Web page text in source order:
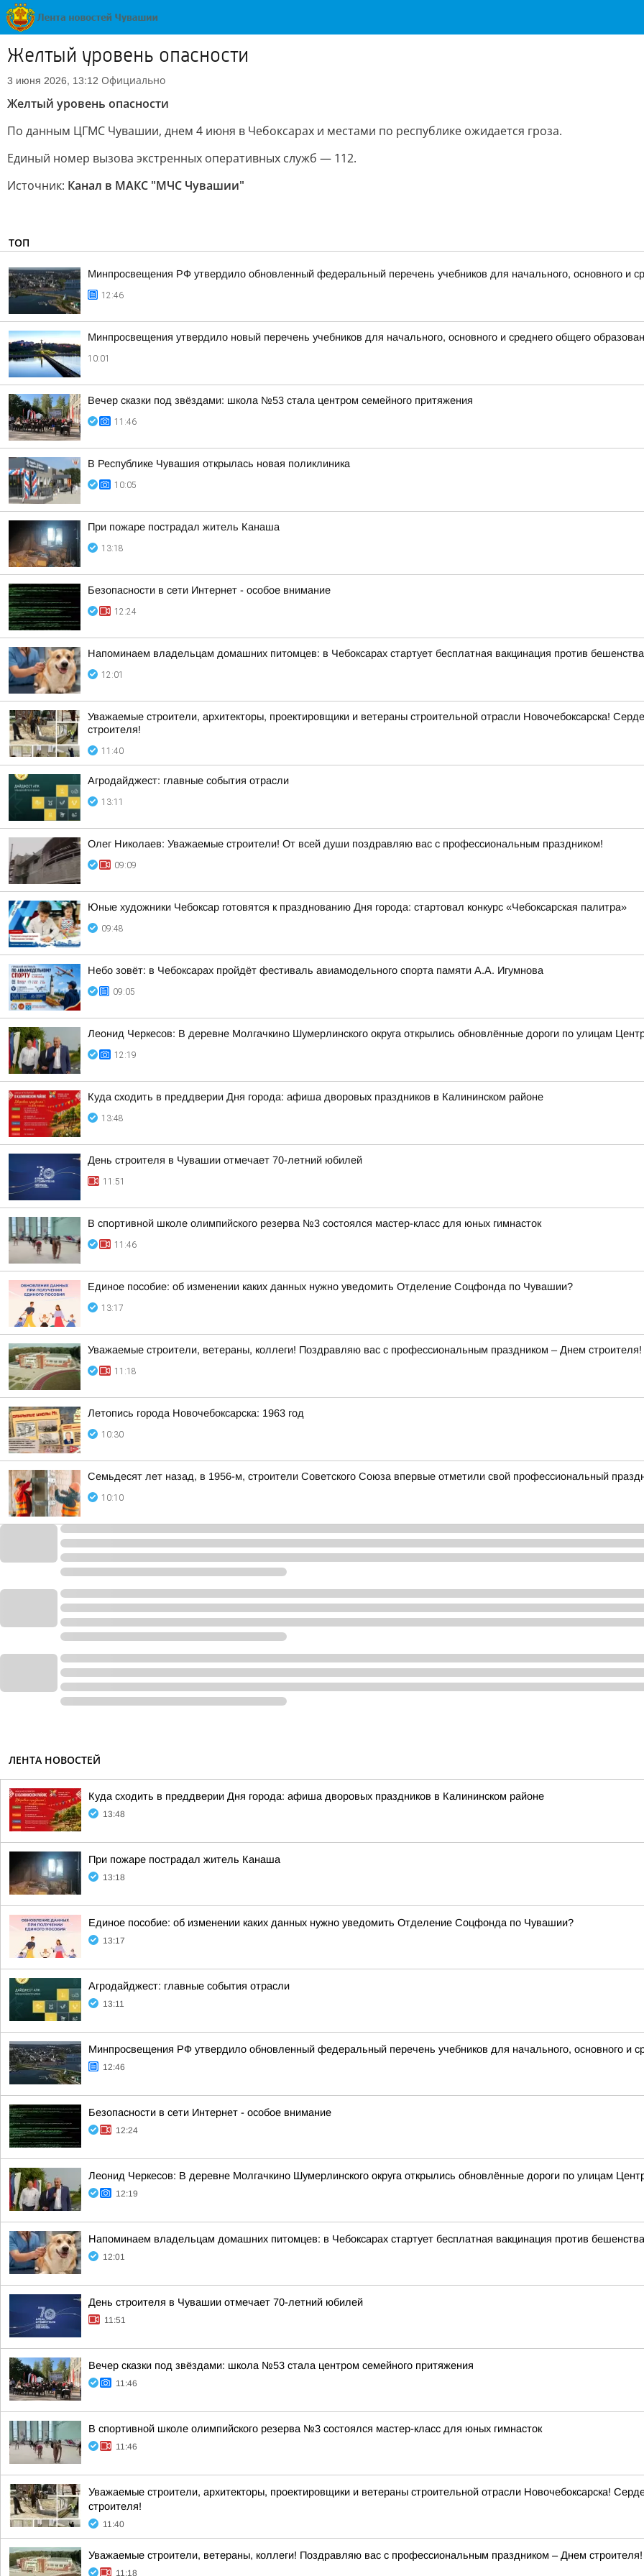
Желтый уровень опасности
3 июня 2026, 13:12 Официально
Желтый уровень опасности
По данным ЦГМС Чувашии, днем 4 июня в Чебоксарах и местами по республике ожидается гроза.
Единый номер вызова экстренных оперативных служб — 112.
Источник: Канал в МАКС "МЧС Чувашии"
ТОП
Минпросвещения РФ утвердило обновленный федеральный перечень учебников для начального, основного и
12:46
Минпросвещения утвердило новый перечень учебников для начального, основного и среднего общего
10:01
Вечер сказки под звёздами: школа №53 стала центром семейного притяжения
11:46
В Республике Чувашия открылась новая поликлиника
10:05
При пожаре пострадал житель Канаша
13:18
Безопасности в сети Интернет - особое внимание
12:24
Напоминаем владельцам домашних питомцев: в Чебоксарах стартует бесплатная вакцинация против бешенства
12:01
Уважаемые строители, архитекторы, проектировщики и ветераны строительной отрасли Новочебоксарска!
строителя!
11:40
Агродайджест: главные события отрасли
13:11
Олег Николаев: Уважаемые строители! От всей души поздравляю вас с профессиональным праздником!
09:09
Юные художники Чебоксар готовятся к празднованию Дня города: стартовал конкурс «Чебоксарская палитра»
09:48
Небо зовёт: в Чебоксарах пройдёт фестиваль авиамодельного спорта памяти А.А. Игумнова
09:05
Леонид Черкесов: В деревне Молгачкино Шумерлинского округа открылись обновлённые дороги по улицам
12:19
Куда сходить в преддверии Дня города: афиша дворовых праздников в Калининском районе
13:48
День строителя в Чувашии отмечает 70-летний юбилей
11:51
В спортивной школе олимпийского резерва №3 состоялся мастер-класс для юных гимнасток
11:46
Единое пособие: об изменении каких данных нужно уведомить Отделение Соцфонда по Чувашии?
13:17
Уважаемые строители, ветераны, коллеги! Поздравляю вас с профессиональным праздником – Днем строителя!
11:18
Летопись города Новочебоксарска: 1963 год
10:30
Семьдесят лет назад, в 1956-м, строители Советского Союза впервые отметили свой профессиональный
10:10
ЛЕНТА НОВОСТЕЙ
Куда сходить в преддверии Дня города: афиша дворовых праздников в Калининском районе
13:48
При пожаре пострадал житель Канаша
13:18
Единое пособие: об изменении каких данных нужно уведомить Отделение Соцфонда по Чувашии?
13:17
Агродайджест: главные события отрасли
13:11
Минпросвещения РФ утвердило обновленный федеральный перечень учебников для начального, основного и
12:46
Безопасности в сети Интернет - особое внимание
12:24
Леонид Черкесов: В деревне Молгачкино Шумерлинского округа открылись обновлённые дороги по улицам
12:19
Напоминаем владельцам домашних питомцев: в Чебоксарах стартует бесплатная вакцинация против бешенства
12:01
День строителя в Чувашии отмечает 70-летний юбилей
11:51
Вечер сказки под звёздами: школа №53 стала центром семейного притяжения
11:46
В спортивной школе олимпийского резерва №3 состоялся мастер-класс для юных гимнасток
11:46
Уважаемые строители, архитекторы, проектировщики и ветераны строительной отрасли Новочебоксарска!
строителя!
11:40
Уважаемые строители, ветераны, коллеги! Поздравляю вас с профессиональным праздником – Днем строителя!
11:18